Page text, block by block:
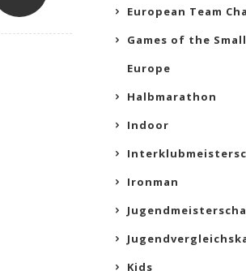
European Team
Games of the
Europe
Halbmarathon
Indoor
Ironman
Kids